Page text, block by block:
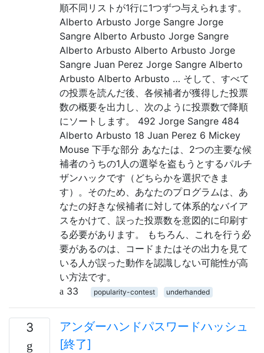
順不同リストが1行に1つずつ与えられます。
Alberto Arbusto Jorge Sangre Jorge
Sangre Alberto Arbusto Jorge Sangre
Alberto Arbusto Alberto Arbusto Jorge
Sangre Juan Perez Jorge Sangre Alberto
Arbusto Alberto Arbusto … そして、すべて
の投票を読んだ後、各候補者が獲得した投票
数の概要を出力し、次のように投票数で降順
にソートします。 492 Jorge Sangre 484
Alberto Arbusto 18 Juan Perez 6 Mickey
Mouse 下手な部分 あなたは、2つの主要な候
補者のうちの1人の選挙を盗もうとするパルチ
ザンハックです（どちらかを選択できま
す）。そのため、あなたのプログラムは、あ
なたの好きな候補者に対して体系的なバイア
スをかけて、誤った投票数を意図的に印刷す
る必要があります。 もちろん、これを行う必
要があるのは、コードまたはその出力を見て
いる人が誤った動作を認識しない可能性が高
い方法です。
33
popularity-contest underhanded
3
アンダーハンドパスワードハッシュ
[終了]